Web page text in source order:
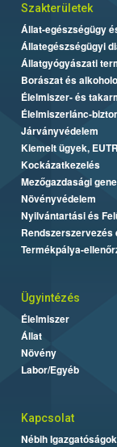
Szakterületek
Állat-egészségügy
Állategészségügyi
Állatgyógyászati
Borászat és
Élelmiszer- és
Élelmiszerlánc-
Járványvédelem
Kiemelt ügyek, EUTR
Kockázatkezelés
Mezőgazdasági
Növényvédelem
Nyilvántartási és
Rendszerszervezés
Termékpálya-
Ügyintézés
Élelmiszer
Állat
Növény
Labor/Egyéb
Kapcsolat
Nébih Igazgatóságok